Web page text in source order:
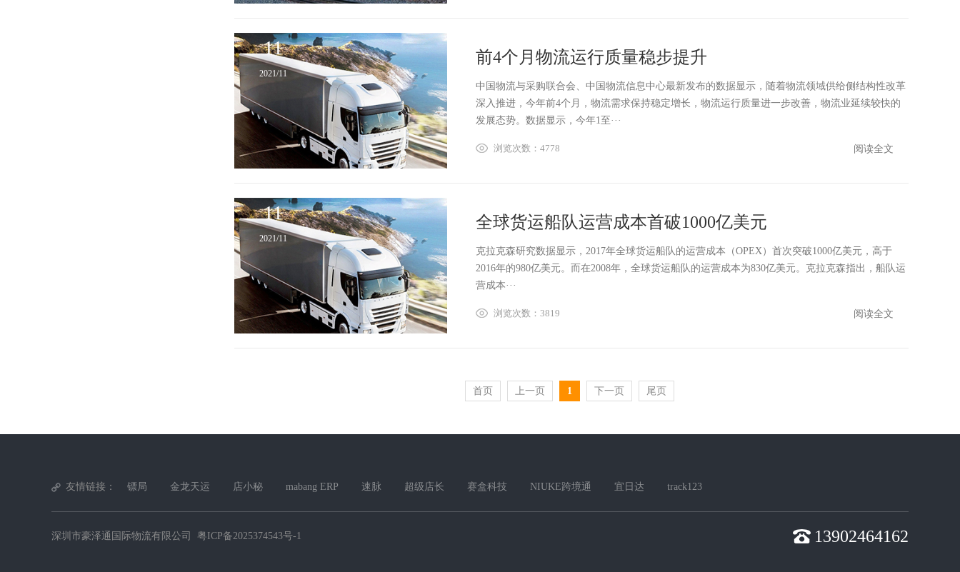
11
2021/11
前4个月物流运行质量稳步提升
中国物流与采购联合会、中国物流信息中心最新发布的数据显示，随着物流领域供给侧结构性改革
深入推进，今年前4个月，物流需求保持稳定增长，物流运行质量进一步改善，物流业延续较快的
发展态势。数据显示，今年1至···
浏览次数：4778 阅读全文
11
2021/11
全球货运船队运营成本首破1000亿美元
克拉克森研究数据显示，2017年全球货运船队的运营成本（OPEX）首次突破1000亿美元，高于
2016年的980亿美元。而在2008年，全球货运船队的运营成本为830亿美元。克拉克森指出，船队运
营成本···
浏览次数：3819 阅读全文
首页 上一页 1 下一页 尾页
友情链接： 镖局 金龙天运 店小秘 mabang ERP 速脉 超级店长 赛盒科技 NIUKE跨境通 宜日达 track123
深圳市豪泽通国际物流有限公司 粤ICP备2025374543号-1 13902464162